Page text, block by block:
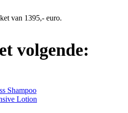
van 1395,- euro.
volgende:
Shampoo
Lotion